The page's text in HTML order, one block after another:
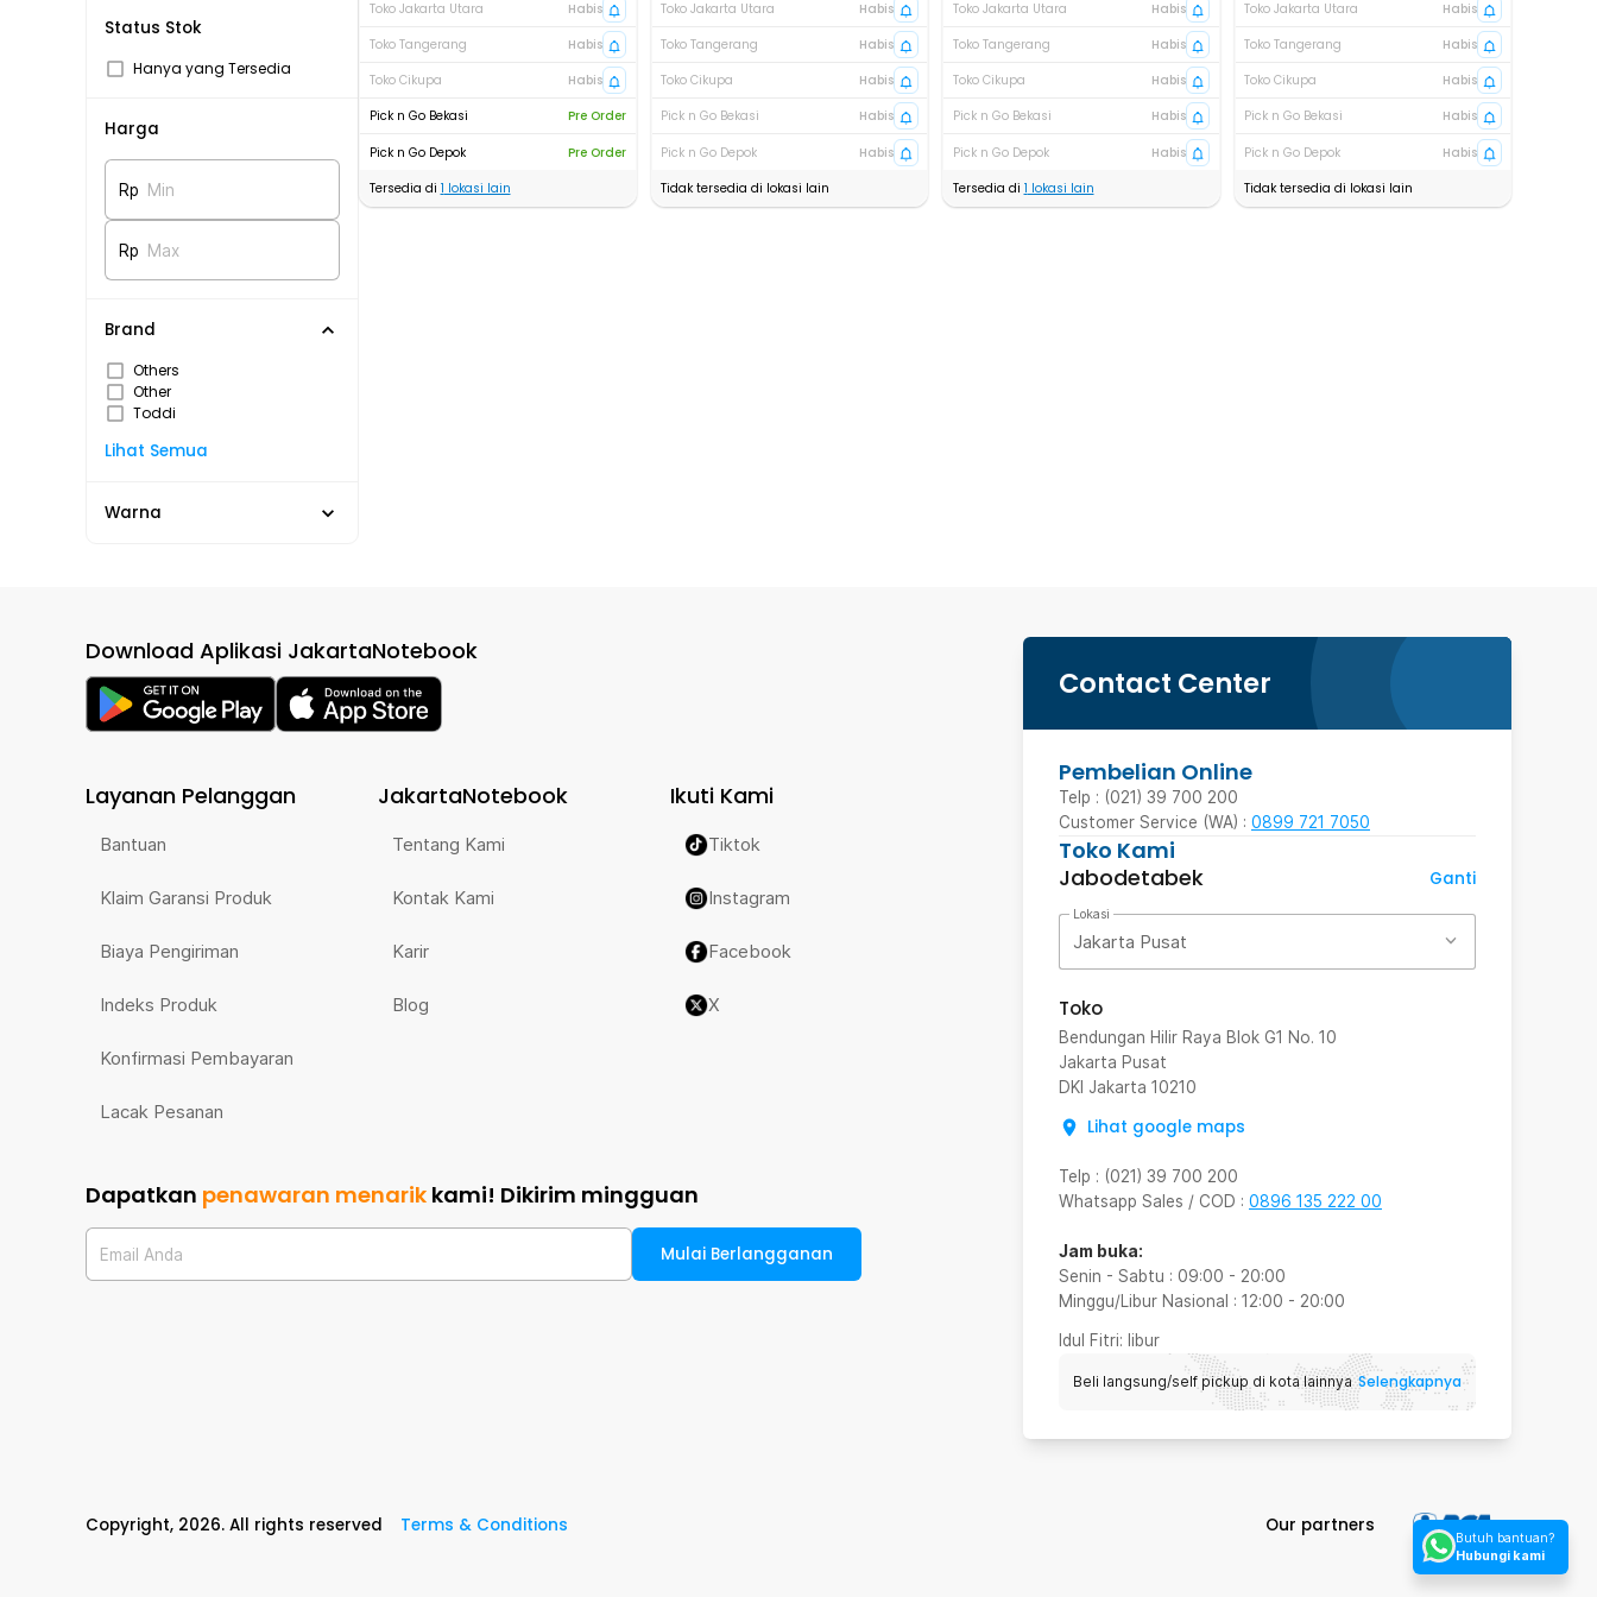
Status Stok
Hanya yang Tersedia
Harga
Rp Min
Rp Max
Brand
Others
Other
Toddi
Lihat Semua
Warna
Toko Jakarta Utara
Habis
Toko Tangerang
Habis
Toko Cikupa
Habis
Pick n Go Bekasi
Pre Order
Pick n Go Depok
Pre Order
Tersedia di 1 lokasi lain
Toko Jakarta Utara
Habis
Toko Tangerang
Habis
Toko Cikupa
Habis
Pick n Go Bekasi
Habis
Pick n Go Depok
Habis
Tidak tersedia di lokasi lain
Toko Jakarta Utara
Habis
Toko Tangerang
Habis
Toko Cikupa
Habis
Pick n Go Bekasi
Habis
Pick n Go Depok
Habis
Tersedia di 1 lokasi lain
Toko Jakarta Utara
Habis
Toko Tangerang
Habis
Toko Cikupa
Habis
Pick n Go Bekasi
Habis
Pick n Go Depok
Habis
Tidak tersedia di lokasi lain
Contact Center
Pembelian Online
Telp : (021) 39 700 200
Customer Service (WA) : 0899 721 7050
Toko Kami
Jabodetabek
Ganti
Lokasi
Jakarta Pusat
Toko
Bendungan Hilir Raya Blok G1 No. 10
Jakarta Pusat
DKI Jakarta 10210
Lihat google maps
Telp : (021) 39 700 200
Whatsapp Sales / COD : 0896 135 222 00
Jam buka:
Senin - Sabtu : 09:00 - 20:00
Minggu/Libur Nasional : 12:00 - 20:00
Idul Fitri: libur
Beli langsung/self pickup di kota lainnya Selengkapnya
Download Aplikasi JakartaNotebook
Layanan Pelanggan
Bantuan
Klaim Garansi Produk
Biaya Pengiriman
Indeks Produk
Konfirmasi Pembayaran
Lacak Pesanan
JakartaNotebook
Tentang Kami
Kontak Kami
Karir
Blog
Ikuti Kami
Tiktok
Instagram
Facebook
X
Dapatkan penawaran menarik kami! Dikirim mingguan
Email Anda Mulai Berlangganan
Copyright, 2026. All rights reserved Terms & Conditions Our partners
Butuh bantuan?
Hubungi kami